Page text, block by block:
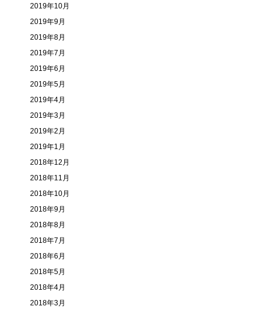
2019年10月
2019年9月
2019年8月
2019年7月
2019年6月
2019年5月
2019年4月
2019年3月
2019年2月
2019年1月
2018年12月
2018年11月
2018年10月
2018年9月
2018年8月
2018年7月
2018年6月
2018年5月
2018年4月
2018年3月